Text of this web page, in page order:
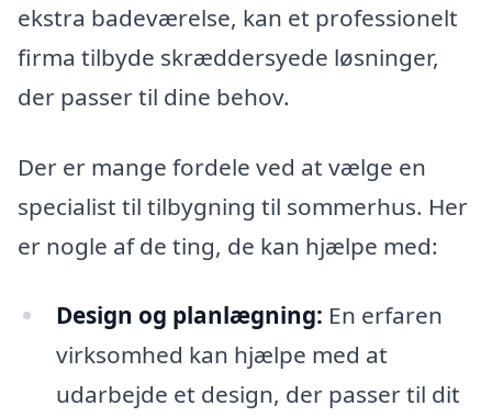
ekstra badeværelse, kan et professionelt
firma tilbyde skræddersyede løsninger,
der passer til dine behov.
Der er mange fordele ved at vælge en
specialist til tilbygning til sommerhus. Her
er nogle af de ting, de kan hjælpe med:
Design og planlægning: En erfaren
virksomhed kan hjælpe med at
udarbejde et design, der passer til dit